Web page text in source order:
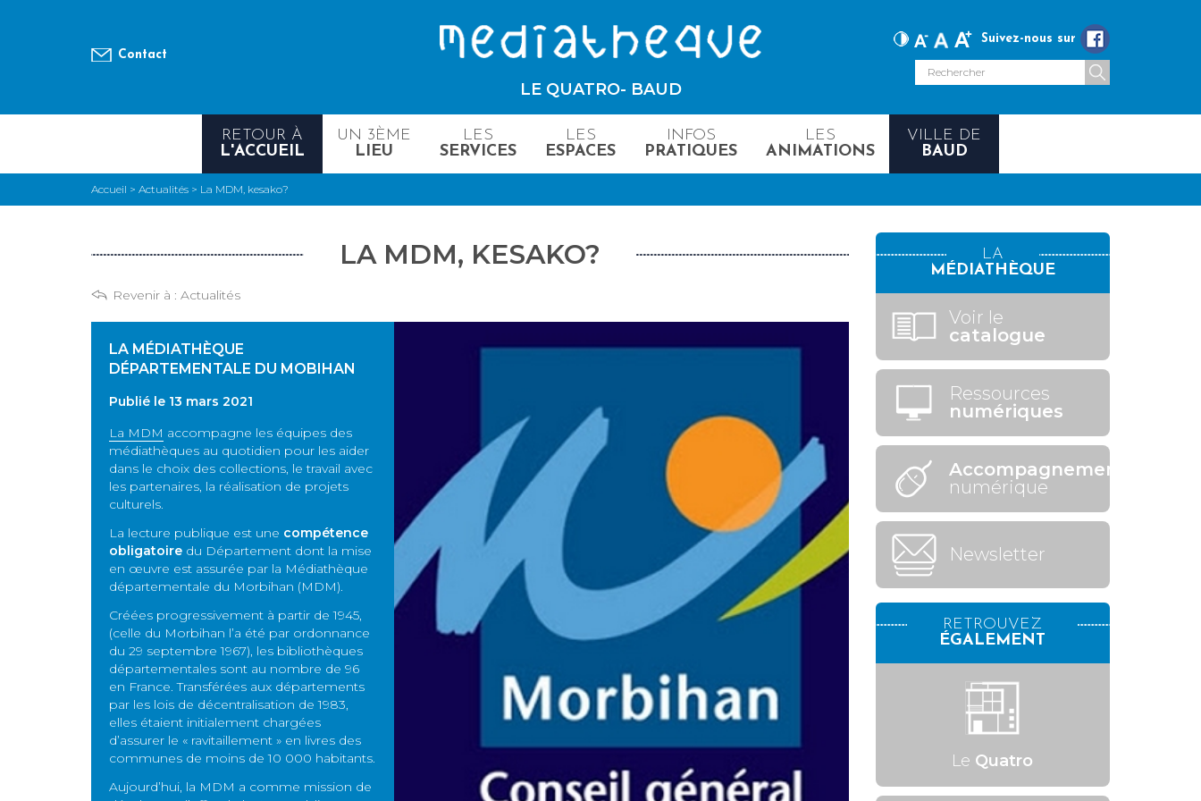
Contact
LE QUATRO- BAUD
Suivez-nous sur
RETOUR À
L'ACCUEIL
UN 3ÈME
LIEU
LES
SERVICES
LES
ESPACES
INFOS
PRATIQUES
LES
ANIMATIONS
VILLE DE
BAUD
Accueil > Actualités > La MDM, kesako?
LA MDM, KESAKO?
Revenir à : Actualités
LA MÉDIATHÈQUE
DÉPARTEMENTALE DU MOBIHAN
Publié le 13 mars 2021
La MDM accompagne les équipes des
médiathèques au quotidien pour les aider
dans le choix des collections, le travail avec
les partenaires, la réalisation de projets
culturels.
La lecture publique est une compétence
obligatoire du Département dont la mise
en œuvre est assurée par la Médiathèque
départementale du Morbihan (MDM).
Créées progressivement à partir de 1945,
(celle du Morbihan l’a été par ordonnance
du 29 septembre 1967), les bibliothèques
départementales sont au nombre de 96
en France. Transférées aux départements
par les lois de décentralisation de 1983,
elles étaient initialement chargées
d’assurer le « ravitaillement » en livres des
communes de moins de 10 000 habitants.
Aujourd’hui, la MDM a comme mission de
LA
MÉDIATHÈQUE
Voir le
catalogue
Ressources
numériques
Accompagnement
numérique
Newsletter
RETROUVEZ
ÉGALEMENT
Le Quatro